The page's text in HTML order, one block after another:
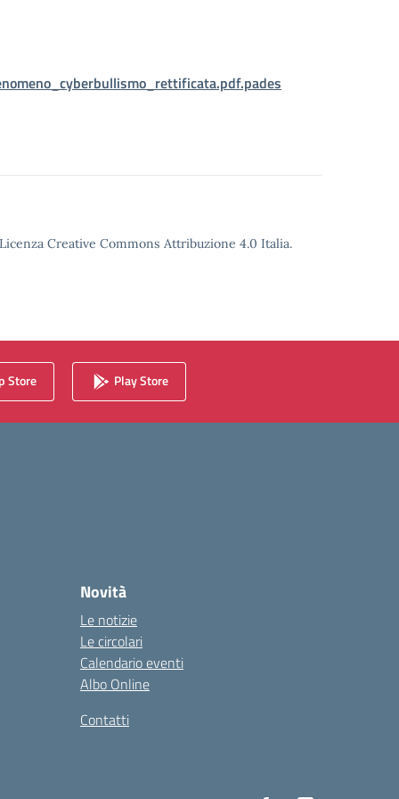
Creative Commons Attribuzione 4.0 Italia.
Store Play Store
Novità
Le notizie
Le circolari
Calendario eventi
Albo Online
Contatti